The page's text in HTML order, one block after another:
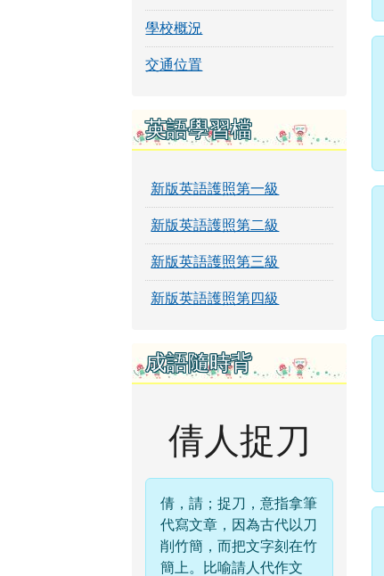
學校概況
交通位置
英語學習檔
新版英語護照第一級
新版英語護照第二級
新版英語護照第三級
新版英語護照第四級
成語隨時背
倩人捉刀
倩，請；捉刀，意指拿筆
代寫文章，因為古代以刀
削竹簡，而把文字刻在竹
簡上。比喻請人代作文